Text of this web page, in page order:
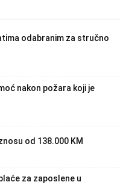
odabranim za stručno
nakon požara koji je
od 138.000 KM
za zaposlene u